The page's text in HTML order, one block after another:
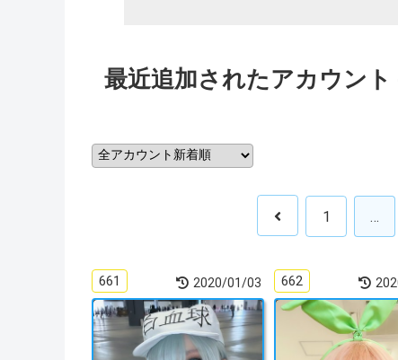
最近追加されたアカウント
1 …
661 2020/01/03 662